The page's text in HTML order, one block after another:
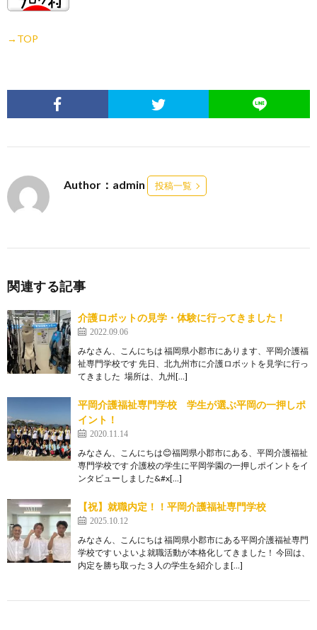
→TOP
Author：admin 投稿一覧
関連する記事
介護ロボットの見学・体験に行ってきました！
2022.09.06
みなさん、こんにちは 福岡県小郡市にあります、平岡介護福
祉専門学校です 先日、北九州市に介護ロボットを見学に行っ
てきました 場所は、九州[…]
平岡介護福祉専門学校 学生が選ぶ平岡の一押しポ
イント！
2020.11.14
みなさん、こんにちは😊福岡県小郡市にある、平岡介護福祉
専門学校です 介護校の学生に平岡学園の一押しポイントをイ
ンタビューしました&#x[…]
【祝】就職内定！！平岡介護福祉専門学校
2025.10.12
みなさん、こんにちは 福岡県小郡市にある平岡介護福祉専門
学校です いよいよ就職活動が本格化してきました！ 今回は、
内定を勝ち取った３人の学生を紹介しま[…]